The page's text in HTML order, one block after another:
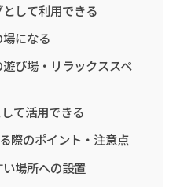
して利用できる
になる
び場・リラックススペ
て活用できる
際のポイント・注意点
場所への設置